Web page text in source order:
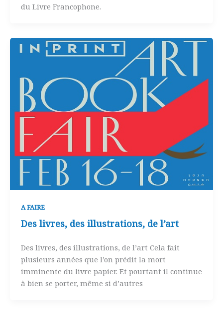
du Livre Francophone.
A FAIRE
Des livres, des illustrations, de l’art
Des livres, des illustrations, de l’art Cela fait
plusieurs années que l’on prédit la mort
imminente du livre papier. Et pourtant il continue
à bien se porter, même si d’autres